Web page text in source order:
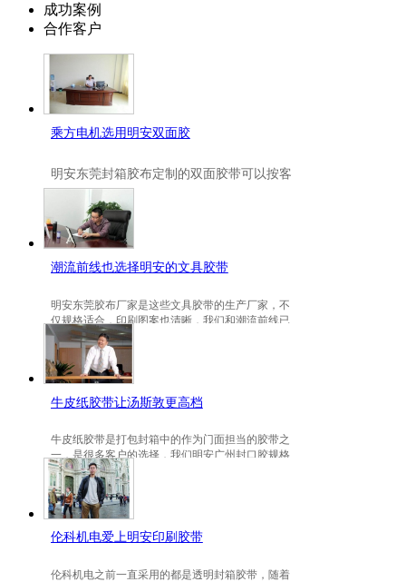
成功案例
合作客户
乘方电机选用明安双面胶
明安东莞封箱胶布定制 的双面胶带可以按客
是可以定做的，不仅如此，规格也是可以定
做的。
潮流前线也选择明安的文具胶带
明安东莞胶布厂家是这些文具胶带的生产厂家，不
仅规格适合，印刷图案也清晰，我们和潮流前线已
有3年的稳定合作关系。
牛皮纸胶带让汤斯敦更高档
牛皮纸胶带是打包封箱中的作为门面担当的胶带之
一，是很多客户的选择，我们明安广州封口胶规格
包装的牛皮纸胶带就是汤斯敦的选择。
伦科机电爱上明安印刷胶带
伦科机电之前一直采用的都是透明封箱胶带，随着